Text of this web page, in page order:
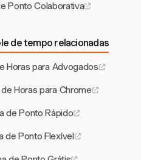
Ponto Colaborativa
de tempo relacionadas
Horas para Advogados
Horas para Chrome
de Ponto Rápido
de Ponto Flexível